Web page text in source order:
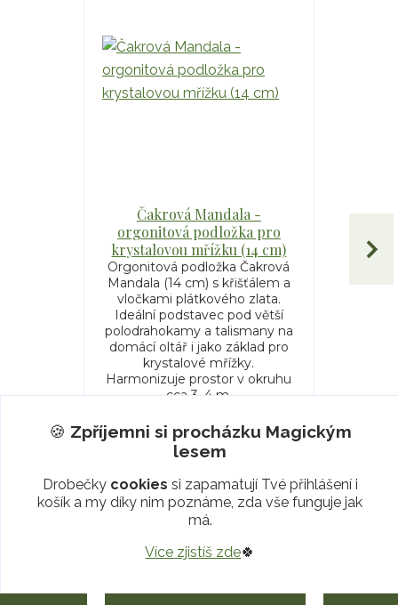
Čakrová Mandala -
orgonitová podložka pro
krystalovou mřížku (14 cm)
Orgonitová podložka Čakrová
Mandala (14 cm) s křišťálem a
vločkami plátkového zlata.
Ideální podstavec pod větší
polodrahokamy a talismany na
domácí oltář i jako základ pro
krystalové mřížky.
Harmonizuje prostor v okruhu
cca 3–4 m.
498 Kč/ks
Přidat do košíku
🍪 Zpříjemni si procházku Magickým
lesem
Drobečky cookies si zapamatují Tvé přihlášení i
košík a my díky nim poznáme, zda vše funguje jak
má.
Více zjistíš zde🍀